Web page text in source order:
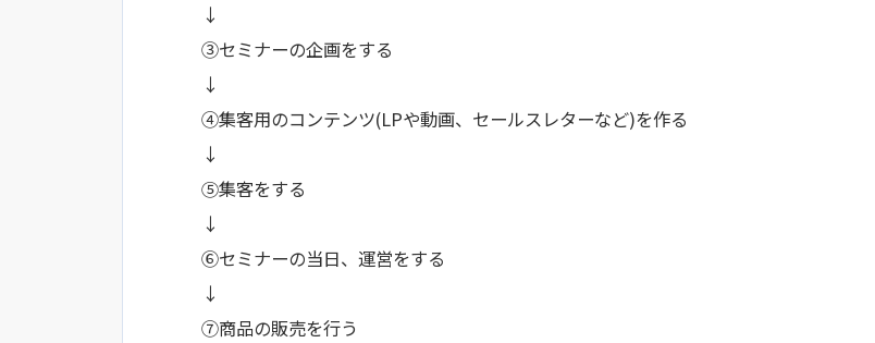
↓
③セミナーの企画をする
↓
④集客用のコンテンツ(LPや動画、セールスレターなど)を作る
↓
⑤集客をする
↓
⑥セミナーの当日、運営をする
↓
⑦商品の販売を行う